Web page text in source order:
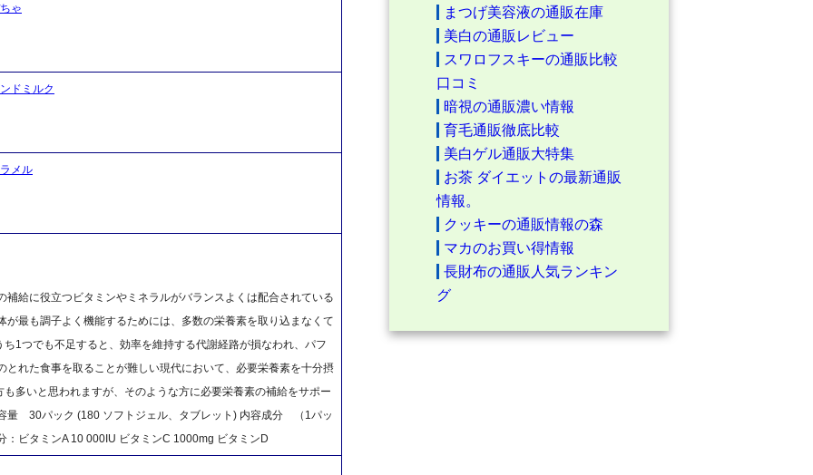
ゃ
ドミルク
メル
給に役立つビタミンやミネラルがバランスよくは配合されている
最も調子よく機能するためには、多数の栄養素を取り込まなくて
1つでも不足すると、効率を維持する代謝経路が損なわれ、パフ
れた食事を取ることが難しい現代において、必要栄養素を十分摂
多いと思われますが、そのような方に必要栄養素の補給をサポー
量 30パック (180 ソフトジェル、タブレット) 内容成分 （1パッ
タミンA 10 000IU ビタミンC 1000mg ビタミンD
まつげ美容液の通販在庫
美白の通販レビュー
スワロフスキーの通販比較
口コミ
暗視の通販濃い情報
育毛通販徹底比較
美白ゲル通販大特集
お茶 ダイエットの最新通販
情報。
クッキーの通販情報の森
マカのお買い得情報
長財布の通販人気ランキン
グ